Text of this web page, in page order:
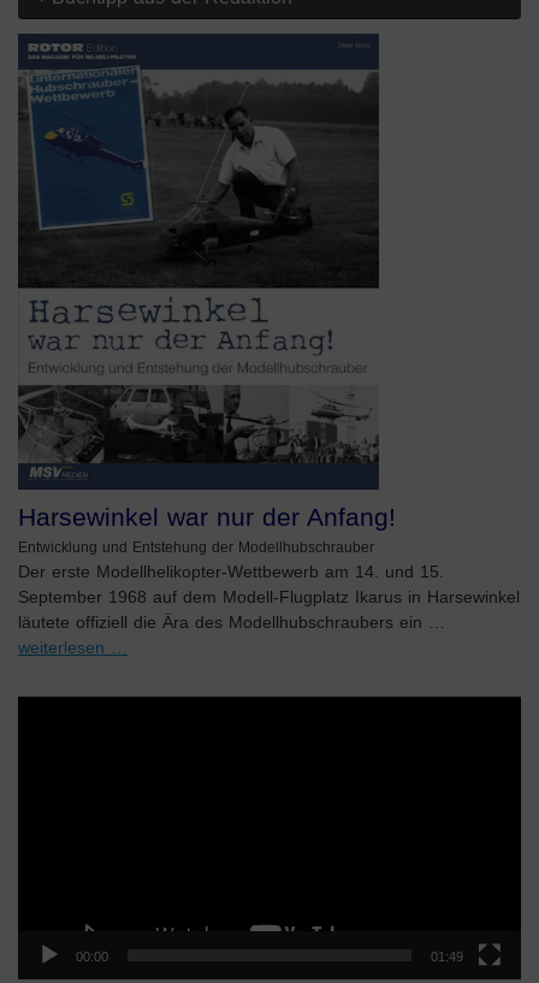
Harsewinkel war nur der Anfang!
Entwicklung und Entstehung der Modellhubschrauber
Der erste Modellhelikopter-Wettbewerb am 14. und 15.
September 1968 auf dem Modell-Flugplatz Ikarus in Harsewinkel
läutete offiziell die Ära des Modellhubschraubers ein …
weiterlesen …
00:00 01:49